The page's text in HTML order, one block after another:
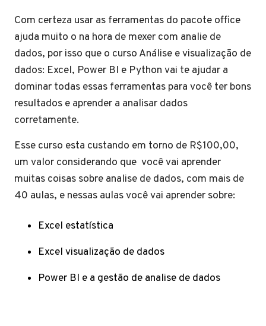
Com certeza usar as ferramentas do pacote office
ajuda muito o na hora de mexer com analie de
dados, por isso que o curso Análise e visualização de
dados: Excel, Power BI e Python vai te ajudar a
dominar todas essas ferramentas para você ter bons
resultados e aprender a analisar dados
corretamente.
Esse curso esta custando em torno de R$100,00,
um valor considerando que você vai aprender
muitas coisas sobre analise de dados, com mais de
40 aulas, e nessas aulas você vai aprender sobre:
Excel estatística
Excel visualização de dados
Power BI e a gestão de analise de dados